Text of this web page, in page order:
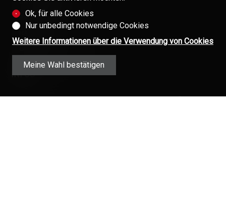
PARKPLÄTZE
INFOS
EINEN FACHMANN AUS DER IMMOBILIENBRANCHE WÄHLEN
Ok, für alle Cookies
Nur unbedingt notwendige Cookies
Weitere Informationen über die Verwendung von Cookies
Meine Wahl bestätigen